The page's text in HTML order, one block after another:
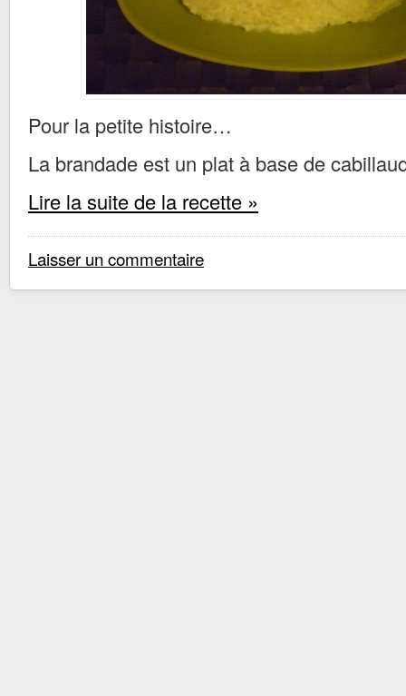
Pour la petite histoire…
La brandade est un plat à base de
Lire la suite de la recette »
Laisser un commentaire